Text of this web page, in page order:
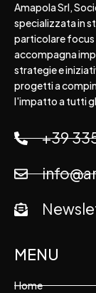
Amapola Srl,
specializzata in
particolare focus
accompagna
strategie e
progetti a
l'impatto a tutti
+39
MENU
Home